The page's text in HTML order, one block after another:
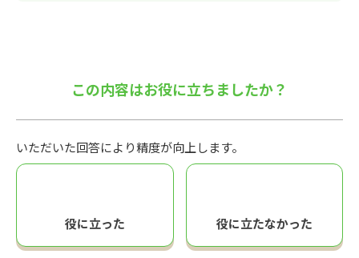
この内容はお役に立ちましたか？
いただいた回答により精度が向上します。
役に立った 役に立たなかった